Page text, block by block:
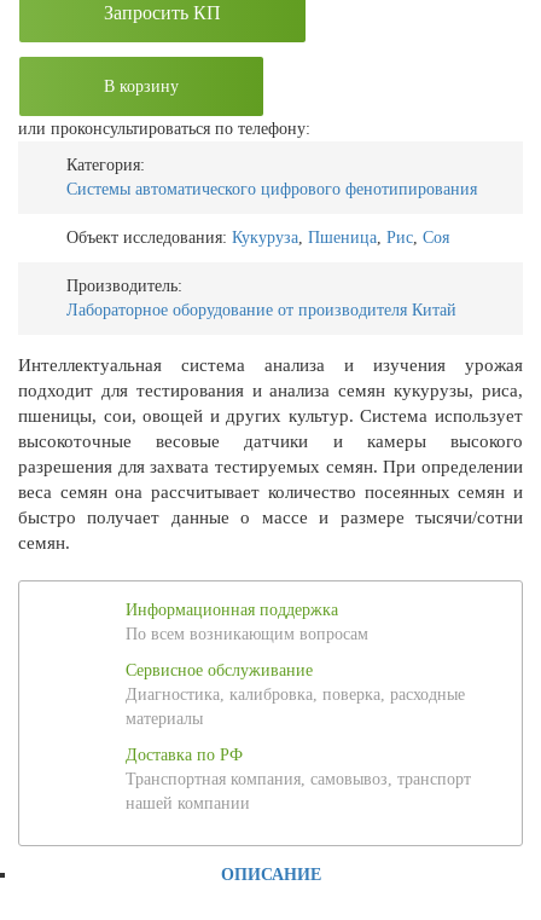
Запросить КП
В корзину
или проконсультироваться по телефону:
Категория:
Системы автоматического цифрового фенотипирования
Объект исследования: Кукуруза, Пшеница, Рис, Соя
Производитель:
Лабораторное оборудование от производителя Китай
Интеллектуальная система анализа и изучения урожая
подходит для тестирования и анализа семян кукурузы, риса,
пшеницы, сои, овощей и других культур. Система использует
высокоточные весовые датчики и камеры высокого
разрешения для захвата тестируемых семян. При определении
веса семян она рассчитывает количество посеянных семян и
быстро получает данные о массе и размере тысячи/сотни
семян.
Информационная поддержка
По всем возникающим вопросам
Сервисное обслуживание
Диагностика, калибровка, поверка, расходные
материалы
Доставка по РФ
Транспортная компания, самовывоз, транспорт
нашей компании
ОПИСАНИЕ